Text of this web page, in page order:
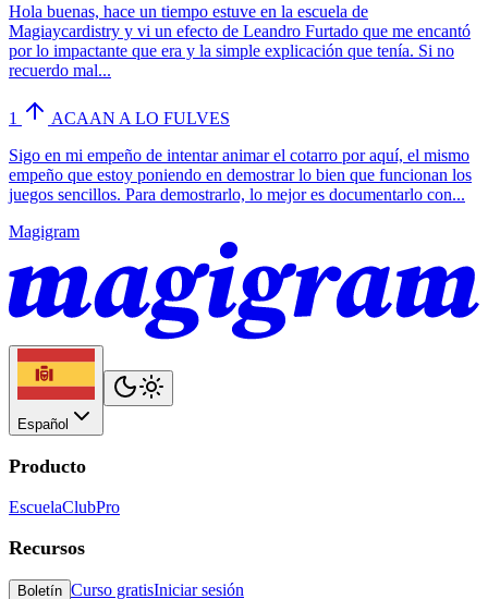
Hola buenas, hace un tiempo estuve en la escuela de
Magiaycardistry y vi un efecto de Leandro Furtado que me encantó
por lo impactante que era y la simple explicación que tenía. Si no
recuerdo mal...
1
ACAAN A LO FULVES
Sigo en mi empeño de intentar animar el cotarro por aquí, el mismo
empeño que estoy poniendo en demostrar lo bien que funcionan los
juegos sencillos. Para demostrarlo, lo mejor es documentarlo con...
Magigram
Español
Producto
EscuelaClubPro
Recursos
Boletín Curso gratisIniciar sesión